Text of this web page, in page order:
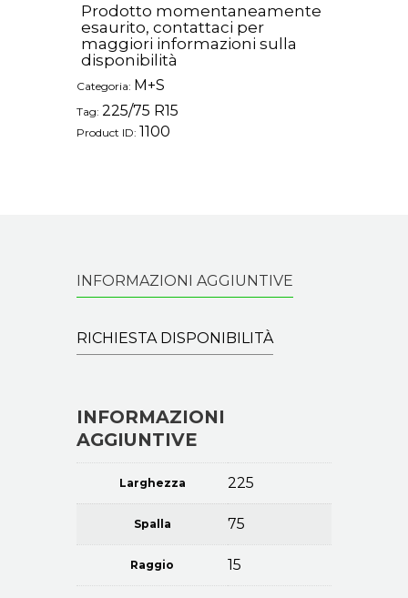
Prodotto momentaneamente
esaurito, contattaci per
maggiori informazioni sulla
disponibilità
Categoria: M+S
Tag: 225/75 R15
Product ID: 1100
INFORMAZIONI AGGIUNTIVE
RICHIESTA DISPONIBILITÀ
INFORMAZIONI
AGGIUNTIVE
Larghezza 225
Spalla 75
Raggio 15